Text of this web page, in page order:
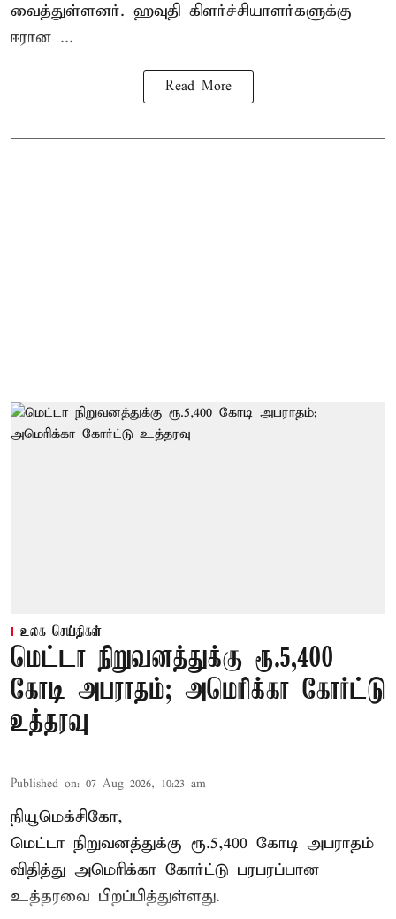
வைத்துள்ளனர். ஹவுதி கிளர்ச்சியாளர்களுக்கு
ஈரான ...
Read More
உலக செய்திகள்
மெட்டா நிறுவனத்துக்கு ரூ.5,400
கோடி அபராதம்; அமெரிக்கா கோர்ட்டு
உத்தரவு
Published on: 07 Aug 2026, 10:23 am
நியூமெக்சிகோ,
மெட்டா நிறுவனத்துக்கு ரூ.5,400 கோடி அபராதம்
விதித்து அமெரிக்கா கோர்ட்டு பரபரப்பான
உத்தரவை பிறப்பித்துள்ளது.